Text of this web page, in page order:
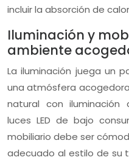
incluir la absorción de
Iluminación y
ambiente
La iluminación juega un
una atmósfera
natural con iluminación
luces LED de bajo
mobiliario debe ser
adecuado al estilo de su